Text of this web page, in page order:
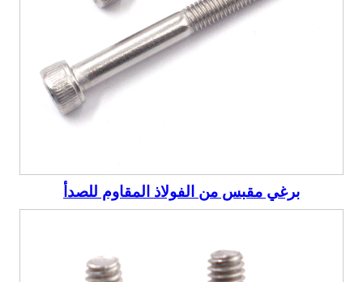
برغي مقبس من الفولاذ المقاوم للصدأ